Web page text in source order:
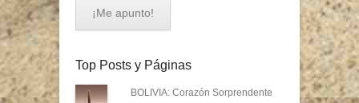
Top Posts y Páginas
BOLIVIA: Corazón Sorprendente